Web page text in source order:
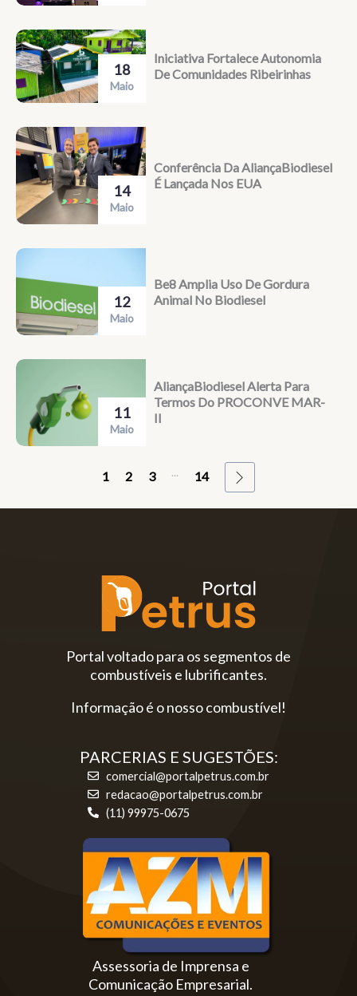
18
Maio
Iniciativa Fortalece Autonomia
De Comunidades Ribeirinhas
14
Maio
Conferência Da AliançaBiodiesel
É Lançada Nos EUA
12
Maio
Be8 Amplia Uso De Gordura
Animal No Biodiesel
11
Maio
AliançaBiodiesel Alerta Para
Termos Do PROCONVE MAR-
II
1 2 3 ... 14
Portal voltado para os segmentos de
combustíveis e lubrificantes.
Informação é o nosso combustível!
PARCERIAS E SUGESTÕES:
comercial@portalpetrus.com.br
redacao@portalpetrus.com.br
(11) 99975-0675
Assessoria de Imprensa e
Comunicação Empresarial.